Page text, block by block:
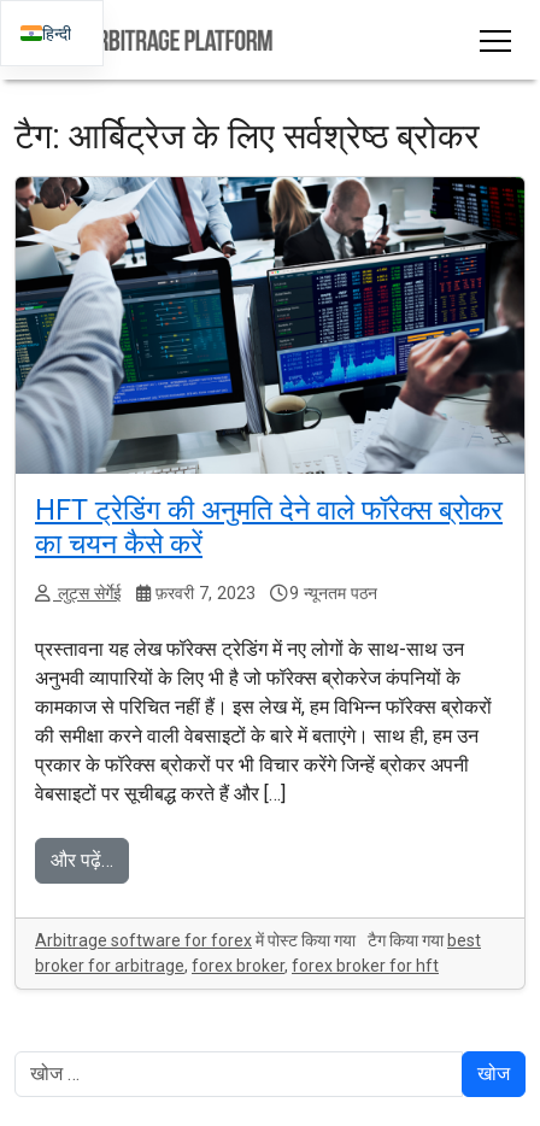
टैग: आर्बिट्रेज के लिए सर्वश्रेष्ठ ब्रोकर
HFT ट्रेडिंग की अनुमति देने वाले फॉरेक्स ब्रोकर
का चयन कैसे करें
लुट्स सेर्गेई फ़रवरी 7, 2023 9 न्यूनतम पठन
प्रस्तावना यह लेख फॉरेक्स ट्रेडिंग में नए लोगों के साथ-साथ उन
अनुभवी व्यापारियों के लिए भी है जो फॉरेक्स ब्रोकरेज कंपनियों के
कामकाज से परिचित नहीं हैं। इस लेख में, हम विभिन्न फॉरेक्स ब्रोकरों
की समीक्षा करने वाली वेबसाइटों के बारे में बताएंगे। साथ ही, हम उन
प्रकार के फॉरेक्स ब्रोकरों पर भी विचार करेंगे जिन्हें ब्रोकर अपनी
वेबसाइटों पर सूचीबद्ध करते हैं और […]
और पढ़ें…
Arbitrage software for forexमें पोस्ट किया गया टैग किया गयाbest
broker for arbitrage, forex broker, forex broker for hft
खोज
हिन्दी